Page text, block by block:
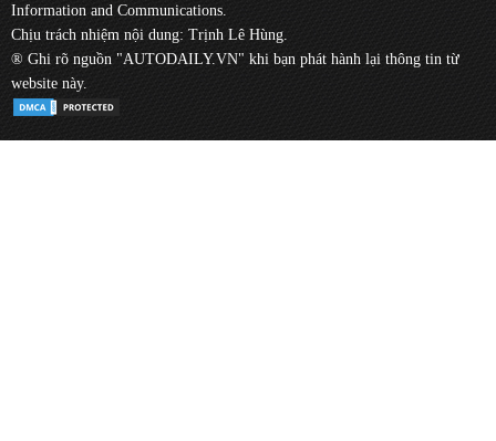
Information and Communications.
Chịu trách nhiệm nội dung: Trịnh Lê Hùng.
® Ghi rõ nguồn "AUTODAILY.VN" khi bạn phát hành lại thông tin từ
website này.